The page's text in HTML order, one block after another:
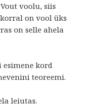
voolu, siis
on vool üks
on selle ahela
kord
teoreemi.
leiutas.